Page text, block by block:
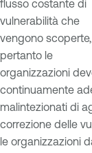
flusso costante di
vulnerabilità che
vengono scoperte,
pertanto le
organizzazioni
continuamente
malintezionati di
correzione delle
le organizzazioni